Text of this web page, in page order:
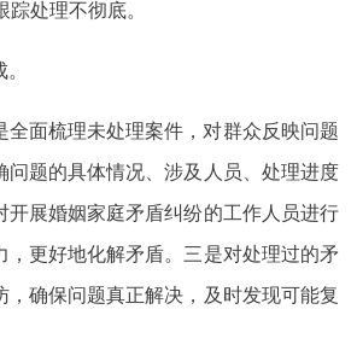
处理不彻底。
全面梳理未处理案件，对群众反映问题
问题的具体情况、涉及人员、处理进度
开展婚姻家庭矛盾纠纷的工作人员进行
，更好地化解矛盾。三是对处理过的矛
，确保问题真正解决，及时发现可能复